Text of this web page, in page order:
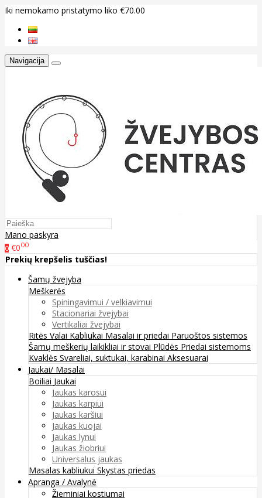
Iki nemokamo pristatymo liko €70.00
Navigacija
Mano paskyra
0 €000
Prekių krepšelis tuščias!
Šamų žvejyba
Meškerės
Spiningavimui / velkiavimui
Stacionariai žvejybai
Vertikaliai žvejybai
Ritės Valai Kabliukai Masalai ir priedai Paruoštos sistemos
Šamų meškerių laikikliai ir stovai Plūdės Priedai sistemoms
Kvaklės Svareliai, suktukai, karabinai Aksesuarai
Jaukai/ Masalai
Boiliai Jaukai
Jaukas karosui
Jaukas karpiui
Jaukas karšiui
Jaukas kuojai
Jaukas lynui
Jaukas žiobriui
Universalus jaukas
Masalas kabliukui Skystas priedas
Apranga / Avalynė
Žieminiai kostiumai